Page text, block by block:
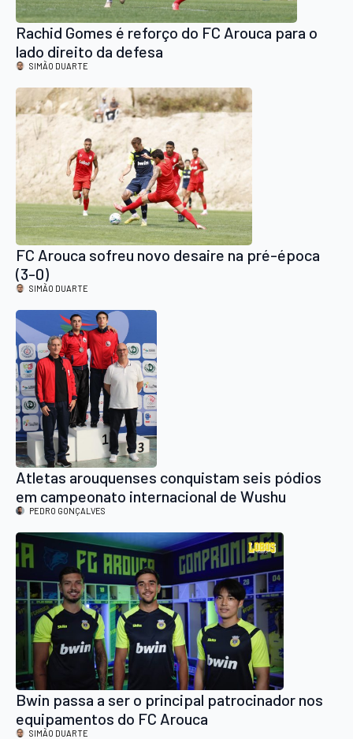
Rachid Gomes é reforço do FC Arouca para o
lado direito da defesa
SIMÃO DUARTE
FC Arouca sofreu novo desaire na pré-época
(3-0)
SIMÃO DUARTE
Atletas arouquenses conquistam seis pódios
em campeonato internacional de Wushu
PEDRO GONÇALVES
Bwin passa a ser o principal patrocinador nos
equipamentos do FC Arouca
SIMÃO DUARTE